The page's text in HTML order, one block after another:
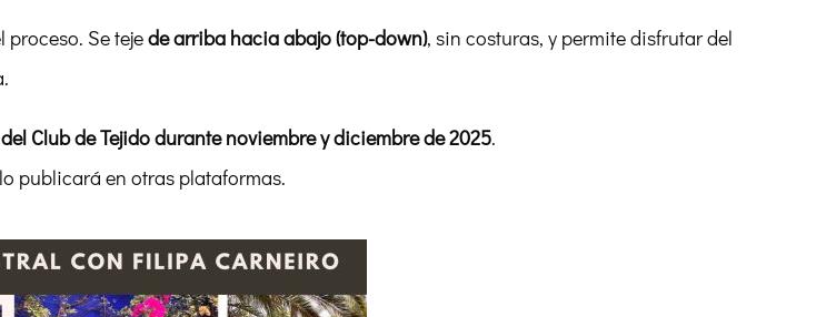
Se tejede arriba hacia abajo (top-down), sin costuras, y permite disfrutar del
Club de Tejido durante noviembre y diciembre de 2025.
publicará en otras plataformas.